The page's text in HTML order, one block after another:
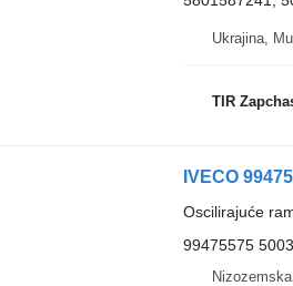
Ukrajina,
TIR
Oscilirajuće
99475575